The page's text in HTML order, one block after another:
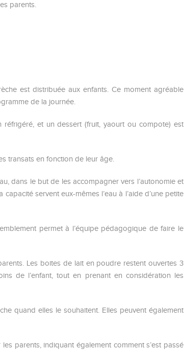
parents.
est distribuée aux enfants. Ce moment agréable
de la journée.
et un dessert (fruit, yaourt ou compote) est
transats en fonction de leur âge.
dans le but de les accompagner vers l’autonomie et
servent eux-mêmes l’eau à l’aide d’une petite
permet à l’équipe pédagogique de faire le
Les boites de lait en poudre restent ouvertes 3
de l’enfant, tout en prenant en considération les
quand elles le souhaitent. Elles peuvent également
parents, indiquant également comment s’est passé